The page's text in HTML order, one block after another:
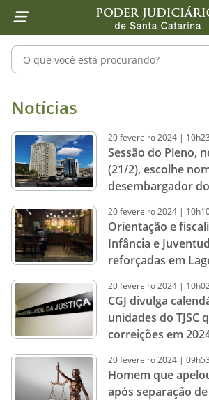
1 Ir para o conteúdo
2 Ir para a ferramenta de acessibilidade -
4 Ir para o menu principal
5 Ir para a pesquisa
6 Ir para o rodapé
7 Ir para a página inicial
Pesquisar no portal
Notícias - Imprensa -
Notícias
20fevereiro2024 |
Sessão do Pleno,
(21/2), escolhe
desembargador do
20fevereiro2024 |
Orientação e
Infância e
reforçadas em
20fevereiro2024 |
CGJ divulga
unidades do TJSC
correições em
20fevereiro2024 |
Homem que
após separação
+